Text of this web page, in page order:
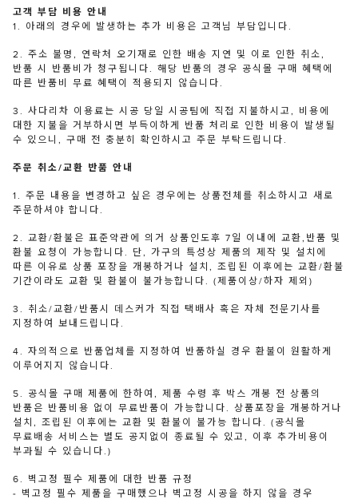
고객 부담 비용 안내
1. 아래의 경우에 발생하는 추가 비용은 고객님 부담입니다.
2. 주소 불명, 연락처 오기재로 인한 배송 지연 및 이로 인한 취소,
반품 시 반품비가 청구됩니다. 해당 반품의 경우 공식몰 구매 혜택에
따른 반품비 무료 혜택이 적용되지 않습니다.
3. 사다리차 이용료는 시공 당일 시공팀에 직접 지불하시고, 비용에
대한 지불을 거부하시면 부득이하게 반품 처리로 인한 비용이 발생될
수 있으니, 구매 전 충분히 확인하시고 주문 부탁드립니다.
주문 취소/교환 반품 안내
1. 주문 내용을 변경하고 싶은 경우에는 상품전체를 취소하시고 새로
주문하셔야 합니다.
2. 교환/환불은 표준약관에 의거 상품인도후 7일 이내에 교환,반품 및
환불 요청이 가능합니다. 단, 가구의 특성상 제품의 제작 및 설치에
따른 이유로 상품 포장을 개봉하거나 설치, 조립된 이후에는 교환/환불
기간이라도 교환 및 환불이 불가능합니다. (제품이상/하자 제외)
3. 취소/교환/반품시 데스커가 직접 택배사 혹은 자체 전문기사를
지정하여 보내드립니다.
4. 자의적으로 반품업체를 지정하여 반품하실 경우 환불이 원활하게
이루어지지 않습니다.
5. 공식몰 구매 제품에 한하여, 제품 수령 후 박스 개봉 전 상품의
반품은 반품비용 없이 무료반품이 가능합니다. 상품포장을 개봉하거나
설치, 조립된 이후에는 교환 및 환불이 불가능 합니다. (공식몰
무료배송 서비스는 별도 공지없이 종료될 수 있고, 이후 추가비용이
부과될 수 있습니다.)
6. 벽고정 필수 제품에 대한 반품 규정
- 벽고정 필수 제품을 구매했으나 벽고정 시공을 하지 않을 경우